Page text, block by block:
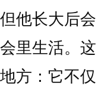
他长大后会
里生活。这
方：它不仅